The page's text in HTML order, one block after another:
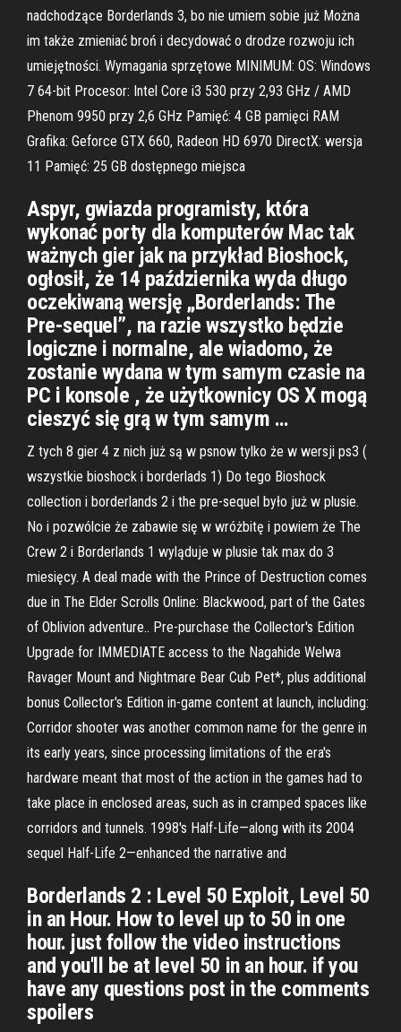
nadchodzące Borderlands 3, bo nie umiem sobie już Można
im także zmieniać broń i decydować o drodze rozwoju ich
umiejętności. Wymagania sprzętowe MINIMUM: OS: Windows
7 64-bit Procesor: Intel Core i3 530 przy 2,93 GHz / AMD
Phenom 9950 przy 2,6 GHz Pamięć: 4 GB pamięci RAM
Grafika: Geforce GTX 660, Radeon HD 6970 DirectX: wersja
11 Pamięć: 25 GB dostępnego miejsca
Aspyr, gwiazda programisty, która
wykonać porty dla komputerów Mac tak
ważnych gier jak na przykład Bioshock,
ogłosił, że 14 października wyda długo
oczekiwaną wersję „Borderlands: The
Pre-sequel”, na razie wszystko będzie
logiczne i normalne, ale wiadomo, że
zostanie wydana w tym samym czasie na
PC i konsole , że użytkownicy OS X mogą
cieszyć się grą w tym samym …
Z tych 8 gier 4 z nich już są w psnow tylko że w wersji ps3 (
wszystkie bioshock i borderlads 1) Do tego Bioshock
collection i borderlands 2 i the pre-sequel było już w plusie.
No i pozwólcie że zabawie się w wróżbitę i powiem że The
Crew 2 i Borderlands 1 wyląduje w plusie tak max do 3
miesięcy. A deal made with the Prince of Destruction comes
due in The Elder Scrolls Online: Blackwood, part of the Gates
of Oblivion adventure.. Pre-purchase the Collector's Edition
Upgrade for IMMEDIATE access to the Nagahide Welwa
Ravager Mount and Nightmare Bear Cub Pet*, plus additional
bonus Collector's Edition in-game content at launch, including:
Corridor shooter was another common name for the genre in
its early years, since processing limitations of the era's
hardware meant that most of the action in the games had to
take place in enclosed areas, such as in cramped spaces like
corridors and tunnels. 1998's Half-Life—along with its 2004
sequel Half-Life 2—enhanced the narrative and
Borderlands 2 : Level 50 Exploit, Level 50
in an Hour. How to level up to 50 in one
hour. just follow the video instructions
and you'll be at level 50 in an hour. if you
have any questions post in the comments
spoilers